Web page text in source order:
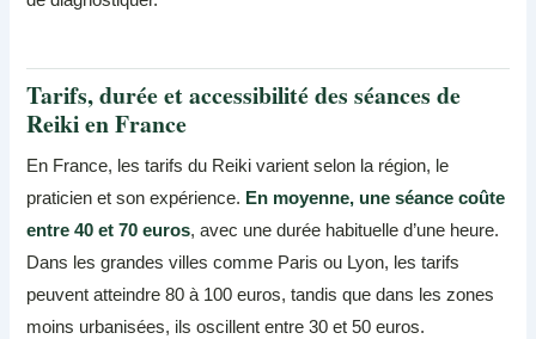
Tarifs, durée et accessibilité des séances de
Reiki en France
En France, les tarifs du Reiki varient selon la région, le
praticien et son expérience. En moyenne, une séance coûte
entre 40 et 70 euros, avec une durée habituelle d’une heure.
Dans les grandes villes comme Paris ou Lyon, les tarifs
peuvent atteindre 80 à 100 euros, tandis que dans les zones
moins urbanisées, ils oscillent entre 30 et 50 euros.